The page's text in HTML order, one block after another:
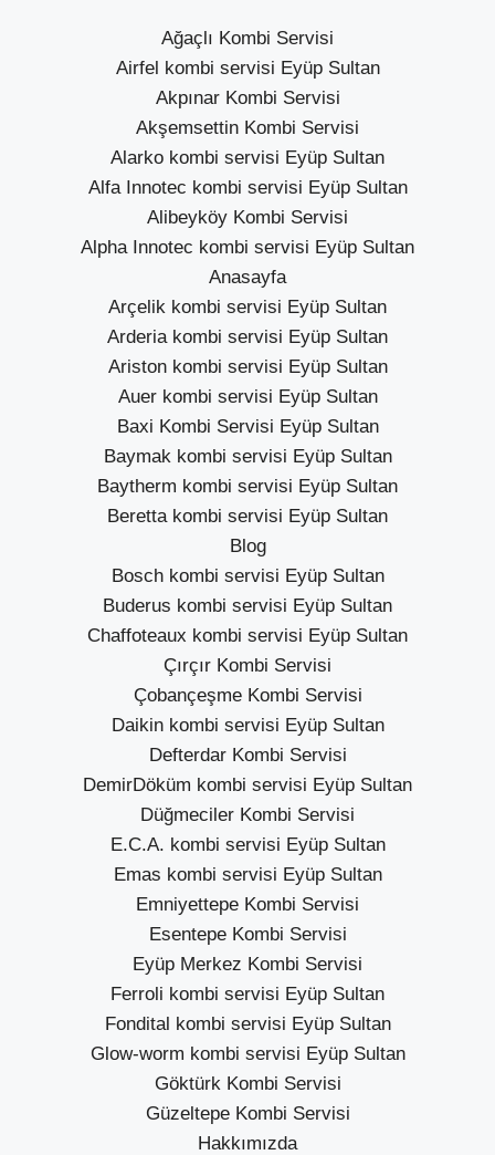
Ağaçlı Kombi Servisi
Airfel kombi servisi Eyüp Sultan
Akpınar Kombi Servisi
Akşemsettin Kombi Servisi
Alarko kombi servisi Eyüp Sultan
Alfa Innotec kombi servisi Eyüp Sultan
Alibeyköy Kombi Servisi
Alpha Innotec kombi servisi Eyüp Sultan
Anasayfa
Arçelik kombi servisi Eyüp Sultan
Arderia kombi servisi Eyüp Sultan
Ariston kombi servisi Eyüp Sultan
Auer kombi servisi Eyüp Sultan
Baxi Kombi Servisi Eyüp Sultan
Baymak kombi servisi Eyüp Sultan
Baytherm kombi servisi Eyüp Sultan
Beretta kombi servisi Eyüp Sultan
Blog
Bosch kombi servisi Eyüp Sultan
Buderus kombi servisi Eyüp Sultan
Chaffoteaux kombi servisi Eyüp Sultan
Çırçır Kombi Servisi
Çobançeşme Kombi Servisi
Daikin kombi servisi Eyüp Sultan
Defterdar Kombi Servisi
DemirDöküm kombi servisi Eyüp Sultan
Düğmeciler Kombi Servisi
E.C.A. kombi servisi Eyüp Sultan
Emas kombi servisi Eyüp Sultan
Emniyettepe Kombi Servisi
Esentepe Kombi Servisi
Eyüp Merkez Kombi Servisi
Ferroli kombi servisi Eyüp Sultan
Fondital kombi servisi Eyüp Sultan
Glow-worm kombi servisi Eyüp Sultan
Göktürk Kombi Servisi
Güzeltepe Kombi Servisi
Hakkımızda